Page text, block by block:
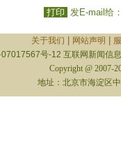
打印 发E-mail给
关于我们 网站声明
号-12 互联网新闻信
Copyright @ 2007-
地址：北京市海淀区